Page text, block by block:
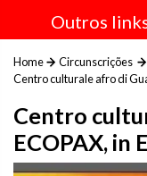
Outros
Home Circunscrições
Centro culturale afro di
Centro
ECOPAX, in